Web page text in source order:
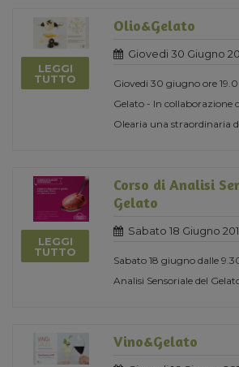
LEGGI
TUTTO
Olio&Gelato
Giovedi 30 Giugno
Giovedi 30 giugno ore
Gelato - In collaborazione
Olearia una straordinaria
LEGGI
TUTTO
Corso di Analisi
Gelato
Sabato 18 Giugno
Sabato 18 giugno dalle
Analisi Sensoriale del
Vino&Gelato